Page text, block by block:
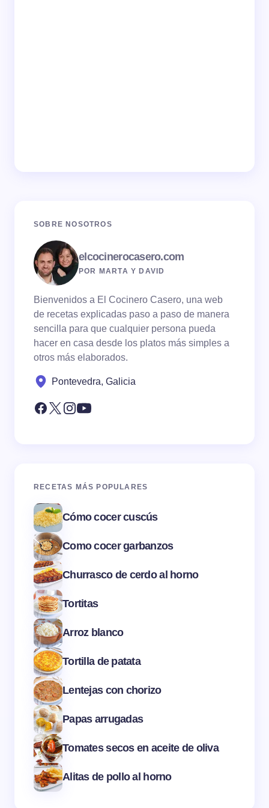
SOBRE NOSOTROS
elcocinerocasero.com
POR MARTA Y DAVID
Bienvenidos a El Cocinero Casero, una web
de recetas explicadas paso a paso de manera
sencilla para que cualquier persona pueda
hacer en casa desde los platos más simples a
otros más elaborados.
Pontevedra, Galicia
RECETAS MÁS POPULARES
Cómo cocer cuscús
Como cocer garbanzos
Churrasco de cerdo al horno
Tortitas
Arroz blanco
Tortilla de patata
Lentejas con chorizo
Papas arrugadas
Tomates secos en aceite de oliva
Alitas de pollo al horno